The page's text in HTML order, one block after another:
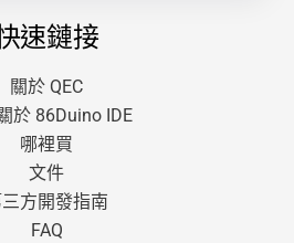
速鏈接
關於 QEC
於 86Duino IDE
哪裡買
文件
方開發指南
FAQ